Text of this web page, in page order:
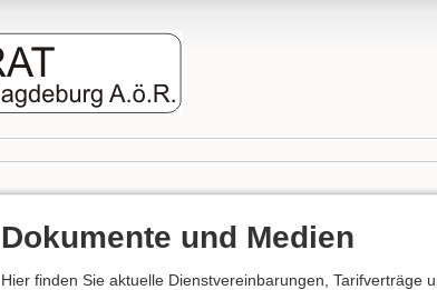
Dokumente und Medien
Hier finden Sie aktuelle Dienstvereinbarungen, Tarifverträge